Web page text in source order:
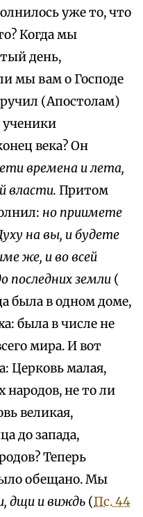
уже то, что
Когда мы
день,
мы вам о Господе
(Апостолам)
ученики
века? Он
времена и лета,
власти. Притом
но приимете
на вы, и будете
же, и во всей
последних земли (
была в одном доме,
была в числе не
мира. И вот
Церковь малая,
народов, не то ли
великая,
до запада,
Теперь
обещано. Мы
дщи и виждь (Пс. 44